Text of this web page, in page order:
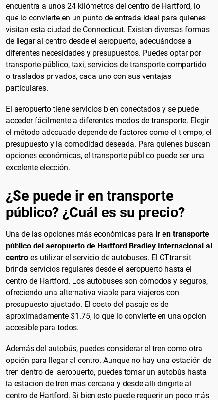
encuentra a unos 24 kilómetros del centro de Hartford, lo
que lo convierte en un punto de entrada ideal para quienes
visitan esta ciudad de Connecticut. Existen diversas formas
de llegar al centro desde el aeropuerto, adecuándose a
diferentes necesidades y presupuestos. Puedes optar por
transporte público, taxi, servicios de transporte compartido
o traslados privados, cada uno con sus ventajas
particulares.
El aeropuerto tiene servicios bien conectados y se puede
acceder fácilmente a diferentes modos de transporte. Elegir
el método adecuado depende de factores como el tiempo, el
presupuesto y la comodidad deseada. Para quienes buscan
opciones económicas, el transporte público puede ser una
excelente elección.
¿Se puede ir en transporte
público? ¿Cuál es su precio?
Una de las opciones más económicas para ir en transporte
público del aeropuerto de Hartford Bradley Internacional al
centro es utilizar el servicio de autobuses. El CTtransit
brinda servicios regulares desde el aeropuerto hasta el
centro de Hartford. Los autobuses son cómodos y seguros,
ofreciendo una alternativa viable para viajeros con
presupuesto ajustado. El costo del pasaje es de
aproximadamente $1.75, lo que lo convierte en una opción
accesible para todos.
Además del autobús, puedes considerar el tren como otra
opción para llegar al centro. Aunque no hay una estación de
tren dentro del aeropuerto, puedes tomar un autobús hasta
la estación de tren más cercana y desde allí dirigirte al
centro de Hartford. Si bien esto puede requerir un poco más